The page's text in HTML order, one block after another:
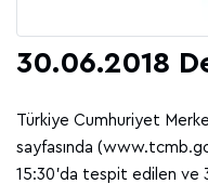
30.06.2018
Türkiye Cumhuriyet
sayfasında
15:30’da tespit edilen ve